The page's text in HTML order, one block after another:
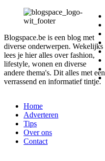
Blogspace.be is een blog met
diverse onderwerpen. Wekelijks
lees je hier alles over fashion,
lifestyle, wonen en diverse
andere thema's. Dit alles met een
verrassend en informatief tintje.
Home
Adverteren
Tips
Over ons
Contact